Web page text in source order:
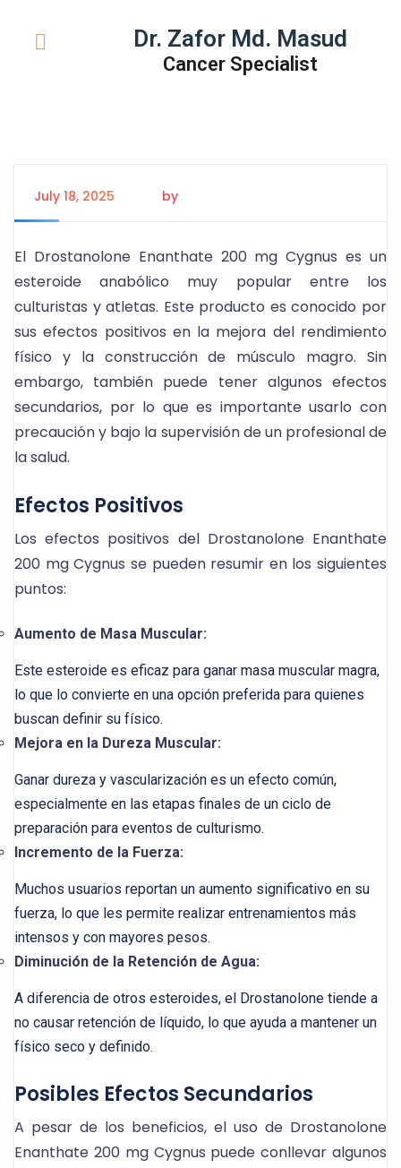
Dr. Zafor Md. Masud
Cancer Specialist
July 18, 2025 by
El Drostanolone Enanthate 200 mg Cygnus es un
esteroide anabólico muy popular entre los
culturistas y atletas. Este producto es conocido por
sus efectos positivos en la mejora del rendimiento
físico y la construcción de músculo magro. Sin
embargo, también puede tener algunos efectos
secundarios, por lo que es importante usarlo con
precaución y bajo la supervisión de un profesional de
la salud.
Efectos Positivos
Los efectos positivos del Drostanolone Enanthate
200 mg Cygnus se pueden resumir en los siguientes
puntos:
Aumento de Masa Muscular:
Este esteroide es eficaz para ganar masa muscular magra,
lo que lo convierte en una opción preferida para quienes
buscan definir su físico.
Mejora en la Dureza Muscular:
Ganar dureza y vascularización es un efecto común,
especialmente en las etapas finales de un ciclo de
preparación para eventos de culturismo.
Incremento de la Fuerza:
Muchos usuarios reportan un aumento significativo en su
fuerza, lo que les permite realizar entrenamientos más
intensos y con mayores pesos.
Diminución de la Retención de Agua:
A diferencia de otros esteroides, el Drostanolone tiende a
no causar retención de líquido, lo que ayuda a mantener un
físico seco y definido.
Posibles Efectos Secundarios
A pesar de los beneficios, el uso de Drostanolone
Enanthate 200 mg Cygnus puede conllevar algunos